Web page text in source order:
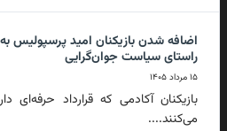
اضافه شدن بازیکنان امید پرسپولیس
راستای سیاست جوان‌گرایی
۱۵ مرداد ۱۴۰۵
بازیکنان آکادمی که قرارداد حرفه‌ای
می‌کنند....